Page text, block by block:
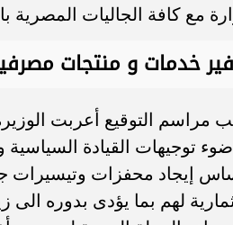
مع كافة الجاليات المصرية
خدمات و منتجات
مراسم التوقيع أعربت
توجيهات القيادة
إيجاد محفزات وتيسيرات
لهم بما يؤدى بدوره